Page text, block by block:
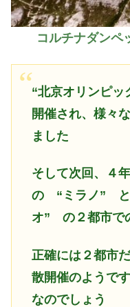
コルチナダン
“北京オリンピッ
開催され、様々
ました
そして次回、４
の “ミラノ” と
オ” の２都市で
正確には２都市
散開催のようで
なのでしょう